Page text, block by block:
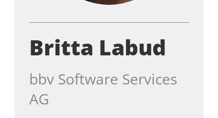
Britta Labud
bbv Software Services
AG